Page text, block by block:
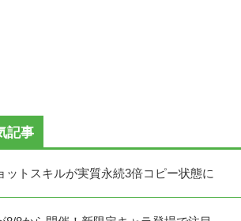
記事
ットスキルが実質永続3倍コピー状態に